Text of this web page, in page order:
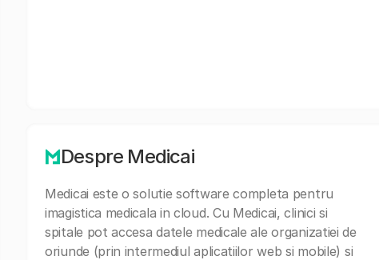
Despre Medicai
Medicai este o solutie software completa pentru
imagistica medicala in cloud. Cu Medicai, clinici si
spitale pot accesa datele medicale ale organizatiei de
oriunde (prin intermediul aplicatiilor web si mobile) si